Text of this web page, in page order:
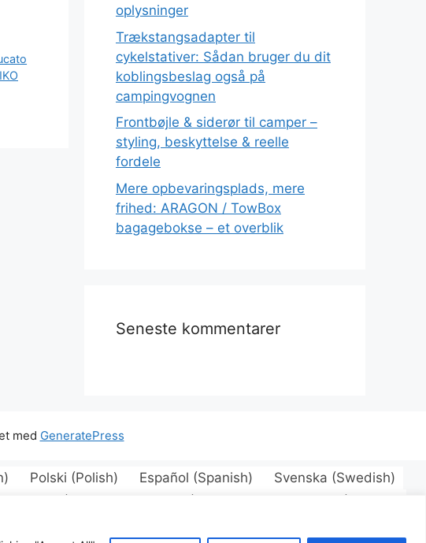
oplysninger
Trækstangsadapter til
cykelstativer: Sådan bruger du dit
koblingsbeslag også på
campingvognen
Frontbøjle & siderør til camper –
styling, beskyttelse & reelle
fordele
Mere opbevaringsplads, mere
frihed: ARAGON / TowBox
bagagebokse – et overblik
Seneste kommentarer
med GeneratePress
) Polski (Polish) Español (Spanish) Svenska (Swedish)
(Finnish ( (